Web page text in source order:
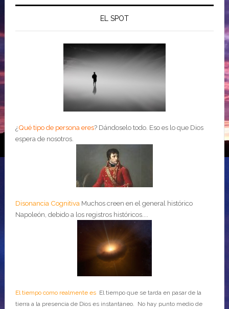
EL SPOT
¿Qué tipo de persona eres? Dándoselo todo. Eso es lo que Dios
espera de nosotros.
Disonancia Cognitiva Muchos creen en el general histórico
Napoleón, debido a los registros históricos....
El tiempo como realmente esEl tiempo que se tarda en pasar de la
tierra a la presencia de Dios es instantáneo. No hay punto medio de